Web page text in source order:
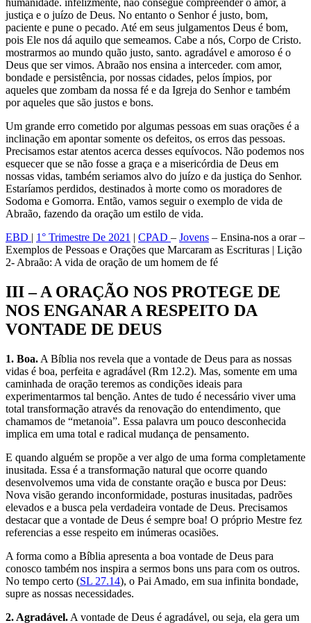
humanidade. infelizmente, não consegue compreender o amor, a
justiça e o juízo de Deus. No entanto o Senhor é justo, bom,
paciente e pune o pecado. Até em seus julgamentos Deus é bom,
pois Ele nos dá aquilo que semeamos. Cabe a nós, Corpo de Cristo.
mostrarmos ao mundo quão justo, santo. agradável e amoroso é o
Deus que ser vimos. Abraão nos ensina a interceder. com amor,
bondade e persistência, por nossas cidades, pelos ímpios, por
aqueles que zombam da nossa fé e da Igreja do Senhor e também
por aqueles que são justos e bons.
Um grande erro cometido por algumas pessoas em suas orações é a
inclinação em apontar somente os defeitos, os erros das pessoas.
Precisamos estar atentos acerca desses equívocos. Não podemos nos
esquecer que se não fosse a graça e a misericórdia de Deus em
nossas vidas, também seriamos alvo do juízo e da justiça do Senhor.
Estaríamos perdidos, destinados à morte como os moradores de
Sodoma e Gomorra. Então, vamos seguir o exemplo de vida de
Abraão, fazendo da oração um estilo de vida.
EBD | 1° Trimestre De 2021 | CPAD – Jovens – Ensina-nos a orar –
Exemplos de Pessoas e Orações que Marcaram as Escrituras | Lição
2- Abraão: A vida de oração de um homem de fé
III – A ORAÇÃO NOS PROTEGE DE
NOS ENGANAR A RESPEITO DA
VONTADE DE DEUS
1. Boa. A Bíblia nos revela que a vontade de Deus para as nossas
vidas é boa, perfeita e agradável (Rm 12.2). Mas, somente em uma
caminhada de oração teremos as condições ideais para
experimentarmos tal benção. Antes de tudo é necessário viver uma
total transformação através da renovação do entendimento, que
chamamos de “metanoia”. Essa palavra um pouco desconhecida
implica em uma total e radical mudança de pensamento.
E quando alguém se propõe a ver algo de uma forma completamente
inusitada. Essa é a transformação natural que ocorre quando
desenvolvemos uma vida de constante oração e busca por Deus:
Nova visão gerando inconformidade, posturas inusitadas, padrões
elevados e a busca pela verdadeira vontade de Deus. Precisamos
destacar que a vontade de Deus é sempre boa! O próprio Mestre fez
referencias a esse respeito em inúmeras ocasiões.
A forma como a Bíblia apresenta a boa vontade de Deus para
conosco também nos inspira a sermos bons uns para com os outros.
No tempo certo (SL 27.14), o Pai Amado, em sua infinita bondade,
supre as nossas necessidades.
2. Agradável. A vontade de Deus é agradável, ou seja, ela gera um